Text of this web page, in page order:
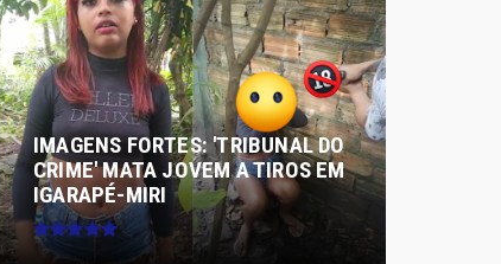
IMAGENS FORTES: 'TRIBUNAL DO
CRIME' MATA JOVEM A TIROS EM
IGARAPÉ-MIRI